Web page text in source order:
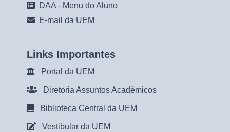
DAA - Menu do Aluno
E-mail da UEM
Links Importantes
Portal da UEM
Diretoria Assuntos Acadêmicos
Biblioteca Central da UEM
Vestibular da UEM